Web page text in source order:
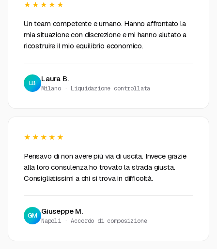
★★★★★
Un team competente e umano. Hanno affrontato la
mia situazione con discrezione e mi hanno aiutato a
ricostruire il mio equilibrio economico.
LB Laura B.
Milano · Liquidazione controllata
★★★★★
Pensavo di non avere più via di uscita. Invece grazie
alla loro consulenza ho trovato la strada giusta.
Consigliatissimi a chi si trova in difficoltà.
GM Giuseppe M.
Napoli · Accordo di composizione